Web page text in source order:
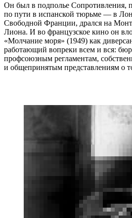
Он был в подполье Сопротивления,
по пути в испанской тюрьме — в
Свободной Франции, дрался на
Лиона. И во французское кино он
«Молчание моря» (1949) как
работающий вопреки всем и вся:
профсоюзным регламентам,
и общепринятым представлениям о